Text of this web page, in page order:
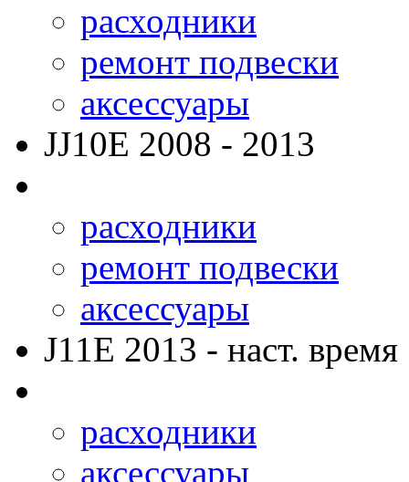
расходники
ремонт подвески
аксессуары
JJ10E 2008 - 2013
расходники
ремонт подвески
аксессуары
J11E 2013 - наст. время
расходники
аксессуары